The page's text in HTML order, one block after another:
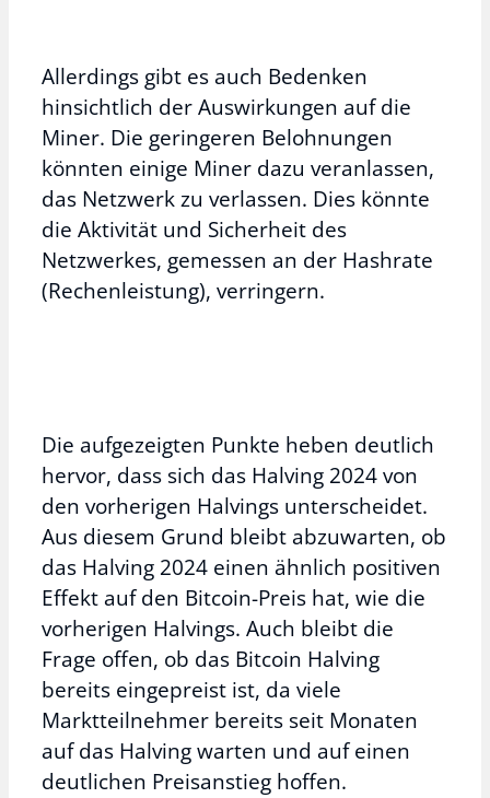
Allerdings gibt es auch Bedenken
hinsichtlich der Auswirkungen auf die
Miner. Die geringeren Belohnungen
könnten einige Miner dazu veranlassen,
das Netzwerk zu verlassen. Dies könnte
die Aktivität und Sicherheit des
Netzwerkes, gemessen an der Hashrate
(Rechenleistung), verringern.
Die aufgezeigten Punkte heben deutlich
hervor, dass sich das Halving 2024 von
den vorherigen Halvings unterscheidet.
Aus diesem Grund bleibt abzuwarten, ob
das Halving 2024 einen ähnlich positiven
Effekt auf den Bitcoin-Preis hat, wie die
vorherigen Halvings. Auch bleibt die
Frage offen, ob das Bitcoin Halving
bereits eingepreist ist, da viele
Marktteilnehmer bereits seit Monaten
auf das Halving warten und auf einen
deutlichen Preisanstieg hoffen.